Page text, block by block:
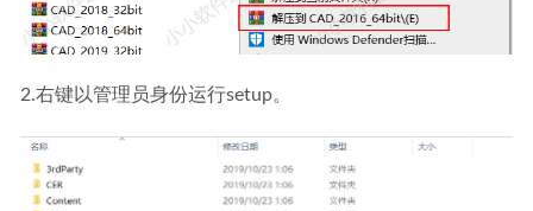
2.右键以管理员身份运行setup。